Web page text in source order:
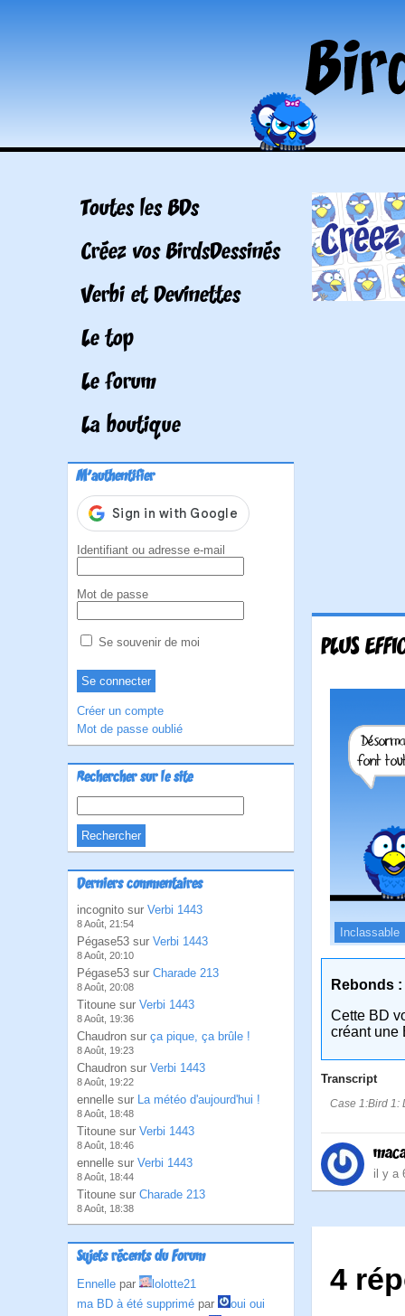
Toutes les BDs
Créez vos BirdsDessinés
Verbi et Devinettes
Le top
Le forum
La boutique
M'authentifier
Identifiant ou adresse e-mail
Mot de passe
Se souvenir de moi
Créer un compte
Mot de passe oublié
Rechercher sur le site
Derniers commentaires
incognito sur Verbi 1443
8 Août, 21:54
Pégase53 sur Verbi 1443
8 Août, 20:10
Pégase53 sur Charade 213
8 Août, 20:08
Titoune sur Verbi 1443
8 Août, 19:36
Chaudron sur ça pique, ça brûle !
8 Août, 19:23
Chaudron sur Verbi 1443
8 Août, 19:22
ennelle sur La météo d'aujourd'hui !
8 Août, 18:48
Titoune sur Verbi 1443
8 Août, 18:46
ennelle sur Verbi 1443
8 Août, 18:44
Titoune sur Charade 213
8 Août, 18:38
Sujets récents du Forum
Ennelle par
lolotte21
ma BD à été supprimé par
oui oui
PLUS
Inclassable
Rebonds :
Cette BD
créant une
Transcript
Case 1:Bird 1:
il y a
4